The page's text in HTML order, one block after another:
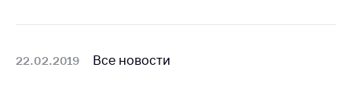
Республике
22.02.2019 Все новости